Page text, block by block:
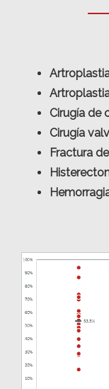
Cirugía de
Cirugía
Fractura